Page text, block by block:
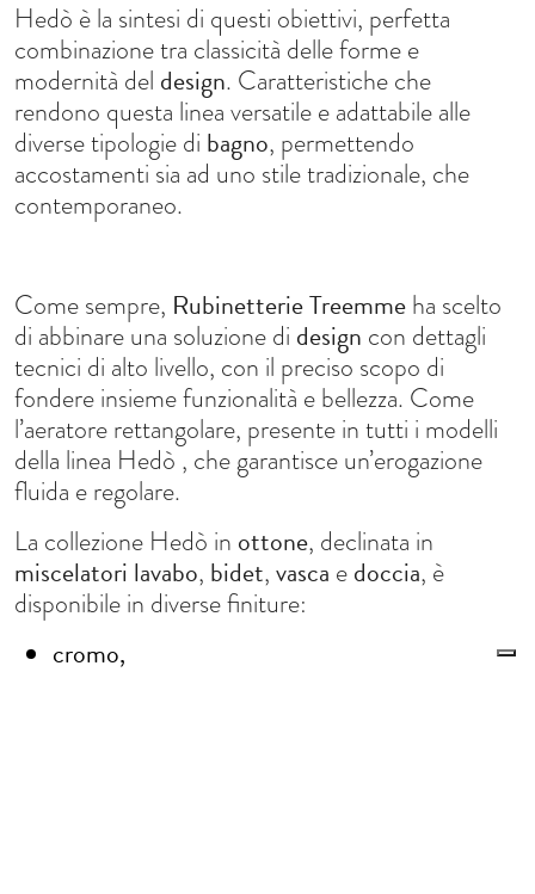
Hedò è la sintesi di questi obiettivi, perfetta
combinazione tra classicità delle forme e
modernità del design. Caratteristiche che
rendono questa linea versatile e adattabile alle
diverse tipologie di bagno, permettendo
accostamenti sia ad uno stile tradizionale, che
contemporaneo.
Come sempre, Rubinetterie Treemmeha scelto
di abbinare una soluzione di design con dettagli
tecnici di alto livello, con il preciso scopo di
fondere insieme funzionalità e bellezza. Come
l’aeratore rettangolare, presente in tutti i modelli
della linea Hedò , che garantisce un’erogazione
fluida e regolare.
La collezione Hedò in ottone, declinata in
miscelatori lavabo, bidet,vasca edoccia, è
disponibile in diverse finiture:
cromo,